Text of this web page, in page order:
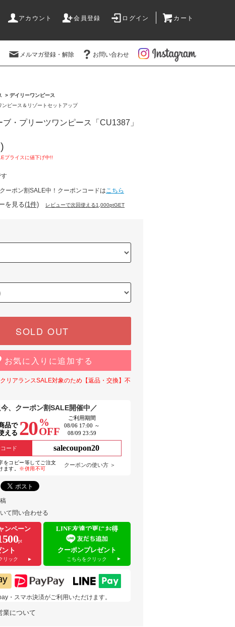
アカウント 会員登録 ログイン カート
メルマガ登録・解除 お問い合わせ
> デイリーワンピース
ンピース＆リゾートセットアップ
・プリーツワンピース「CU1387」
ーポン割SALE中！クーポンコードはこちら
を見る(1件) レビューで次回使える1,000ptGET
SOLD OUT
お気に入りに追加する
リアランスSALE対象のため【返品・交換】不
、クーポン割SALE開催中／
品で
える 20 %
OFF
ご利用期間
08/06 17:00 ～
08/09 23:59
ード salecoupon20
をコピー等してご注文
ます。 ※併用不可
クーポンの使い方 ＞
て問い合わせる
ンペーン
pt
ト
リック
LINE友達で更にお得
クーポンプレゼント
こちらをクリック
・スマホ決済がご利用いただけます。
業について